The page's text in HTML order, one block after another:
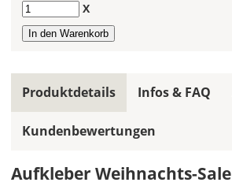
legst
Du
die
Aufklebers
fest!
Bei
Aufklebern
Anzahl X
Produktdetails
Aufkleber Weihnachts-Sale
Infos & FAQ
Kundenbewertungen